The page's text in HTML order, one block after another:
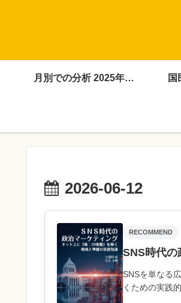
月別での分析 2025年4月～12月 国
2026-06-12
RECOMMEND
SNS時代の
SNSを単なる
くための実践